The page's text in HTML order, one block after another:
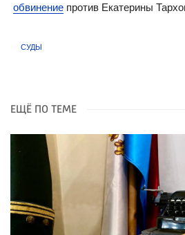
обвинениепротив Екатерины
СУДЫ
ЕЩЁ ПО ТЕМЕ